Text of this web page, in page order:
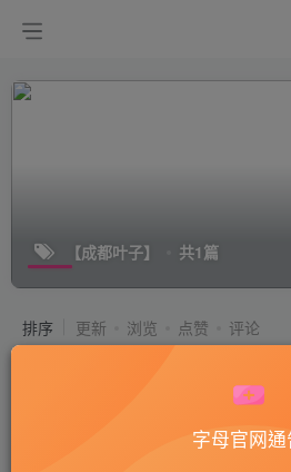
【成都叶子】 共1篇
排序 更新 浏览 点赞 评论
付费视频 50
字母官网通